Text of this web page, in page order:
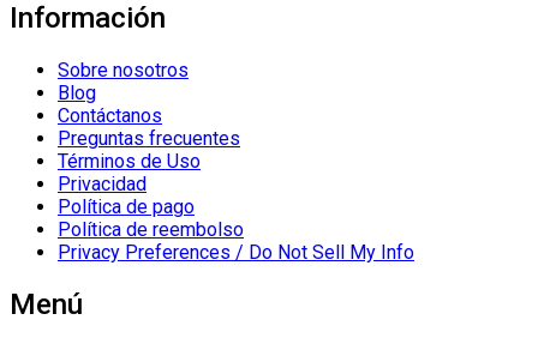
Información
Sobre nosotros
Blog
Contáctanos
Preguntas frecuentes
Términos de Uso
Privacidad
Política de pago
Política de reembolso
Privacy Preferences / Do Not Sell My Info
Menú